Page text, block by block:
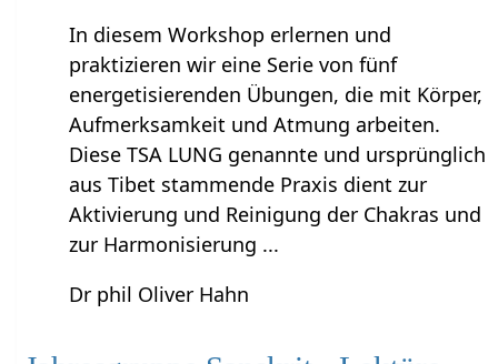
In diesem Workshop erlernen und
praktizieren wir eine Serie von fünf
energetisierenden Übungen, die mit Körper,
Aufmerksamkeit und Atmung arbeiten.
Diese TSA LUNG genannte und ursprünglich
aus Tibet stammende Praxis dient zur
Aktivierung und Reinigung der Chakras und
zur Harmonisierung ...
Dr phil Oliver Hahn